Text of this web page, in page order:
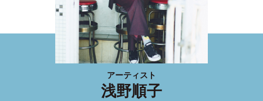
アーティスト
浅野順子